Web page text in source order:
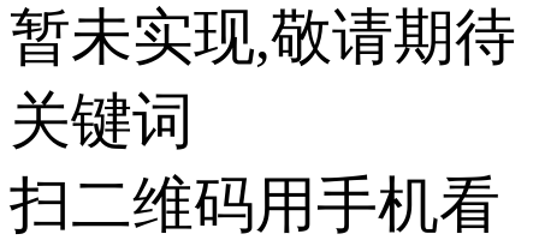
暂未实现,敬请期待
关键词
扫二维码用手机看